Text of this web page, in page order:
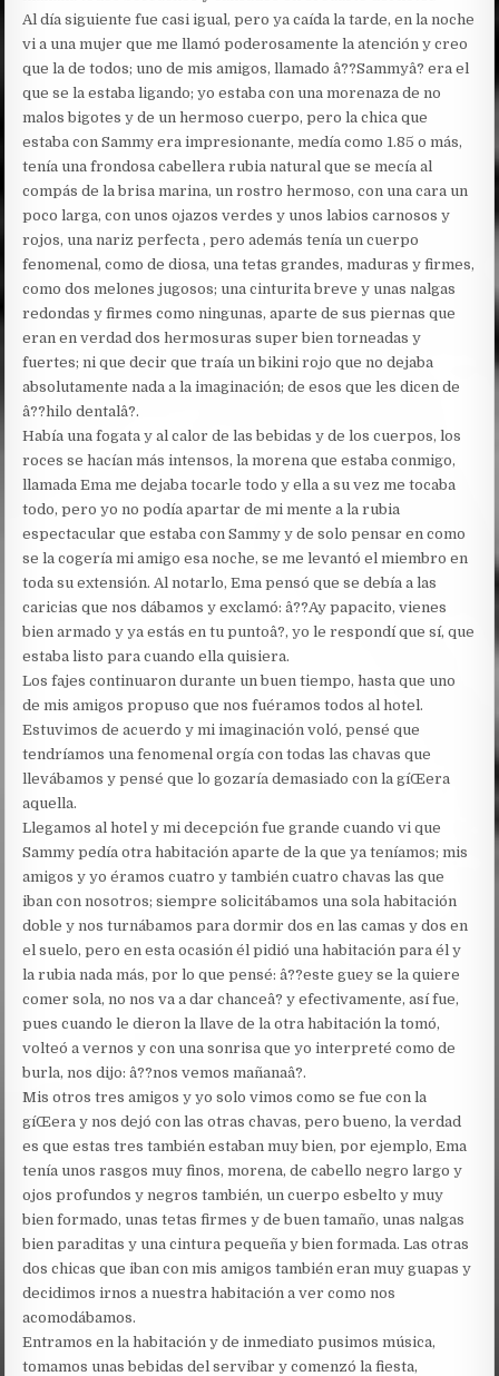
Al día siguiente fue casi igual, pero ya caída la tarde, en la noche
vi a una mujer que me llamó poderosamente la atención y creo
que la de todos; uno de mis amigos, llamado â??Sammyâ? era el
que se la estaba ligando; yo estaba con una morenaza de no
malos bigotes y de un hermoso cuerpo, pero la chica que
estaba con Sammy era impresionante, medía como 1.85 o más,
tenía una frondosa cabellera rubia natural que se mecía al
compás de la brisa marina, un rostro hermoso, con una cara un
poco larga, con unos ojazos verdes y unos labios carnosos y
rojos, una nariz perfecta , pero además tenía un cuerpo
fenomenal, como de diosa, una tetas grandes, maduras y firmes,
como dos melones jugosos; una cinturita breve y unas nalgas
redondas y firmes como ningunas, aparte de sus piernas que
eran en verdad dos hermosuras super bien torneadas y
fuertes; ni que decir que traía un bikini rojo que no dejaba
absolutamente nada a la imaginación; de esos que les dicen de
â??hilo dentalâ?.
Había una fogata y al calor de las bebidas y de los cuerpos, los
roces se hacían más intensos, la morena que estaba conmigo,
llamada Ema me dejaba tocarle todo y ella a su vez me tocaba
todo, pero yo no podía apartar de mi mente a la rubia
espectacular que estaba con Sammy y de solo pensar en como
se la cogería mi amigo esa noche, se me levantó el miembro en
toda su extensión. Al notarlo, Ema pensó que se debía a las
caricias que nos dábamos y exclamó: â??Ay papacito, vienes
bien armado y ya estás en tu puntoâ?, yo le respondí que sí, que
estaba listo para cuando ella quisiera.
Los fajes continuaron durante un buen tiempo, hasta que uno
de mis amigos propuso que nos fuéramos todos al hotel.
Estuvimos de acuerdo y mi imaginación voló, pensé que
tendríamos una fenomenal orgía con todas las chavas que
llevábamos y pensé que lo gozaría demasiado con la gíŒera
aquella.
Llegamos al hotel y mi decepción fue grande cuando vi que
Sammy pedía otra habitación aparte de la que ya teníamos; mis
amigos y yo éramos cuatro y también cuatro chavas las que
iban con nosotros; siempre solicitábamos una sola habitación
doble y nos turnábamos para dormir dos en las camas y dos en
el suelo, pero en esta ocasión él pidió una habitación para él y
la rubia nada más, por lo que pensé: â??este guey se la quiere
comer sola, no nos va a dar chanceâ? y efectivamente, así fue,
pues cuando le dieron la llave de la otra habitación la tomó,
volteó a vernos y con una sonrisa que yo interpreté como de
burla, nos dijo: â??nos vemos mañanaâ?.
Mis otros tres amigos y yo solo vimos como se fue con la
gíŒera y nos dejó con las otras chavas, pero bueno, la verdad
es que estas tres también estaban muy bien, por ejemplo, Ema
tenía unos rasgos muy finos, morena, de cabello negro largo y
ojos profundos y negros también, un cuerpo esbelto y muy
bien formado, unas tetas firmes y de buen tamaño, unas nalgas
bien paraditas y una cintura pequeña y bien formada. Las otras
dos chicas que iban con mis amigos también eran muy guapas y
decidimos irnos a nuestra habitación a ver como nos
acomodábamos.
Entramos en la habitación y de inmediato pusimos música,
tomamos unas bebidas del servibar y comenzó la fiesta,